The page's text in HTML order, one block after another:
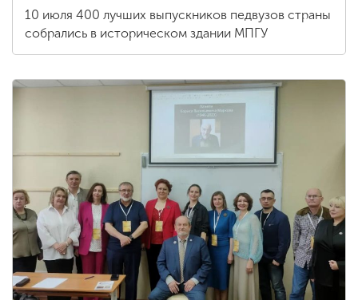
10 июля 400 лучших выпускников педвузов страны
собрались в историческом здании МПГУ